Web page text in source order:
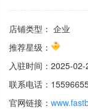
店铺类型： 企业
推荐星级：
入驻时间： 2025-02-
联系电话：
官网链接：